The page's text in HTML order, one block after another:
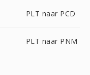
PLT naar PCD
PLT naar PNM